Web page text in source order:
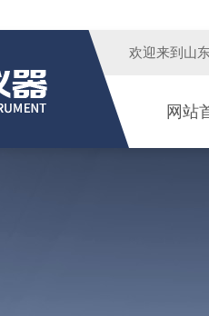
欢迎来到 山
网站